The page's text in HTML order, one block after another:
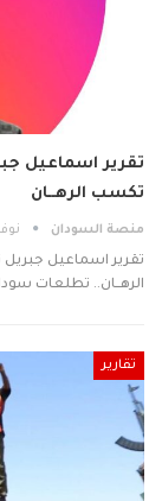
تقرير اسماعيل
تكسب الرهــان
منصة السودان
تقرير اسماعيل
الرهــان.. تطلعات
تقارير